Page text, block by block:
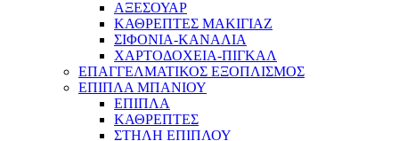
ΑΞΕΣΟΥΑΡ
ΚΑΘΡΕΠΤΕΣ ΜΑΚΙΓΙΑΖ
ΣΙΦΟΝΙΑ-ΚΑΝΑΛΙΑ
ΧΑΡΤΟΔΟΧΕΙΑ-ΠΙΓΚΑΛ
ΕΠΑΓΓΕΛΜΑΤΙΚΟΣ ΕΞΟΠΛΙΣΜΟΣ
ΕΠΙΠΛΑ ΜΠΑΝΙΟΥ
ΕΠΙΠΛΑ
ΚΑΘΡΕΠΤΕΣ
ΣΤΗΛΗ ΕΠΙΠΛΟΥ